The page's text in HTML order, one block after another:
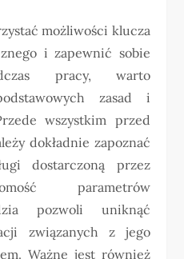
możliwości klucza
i zapewnić sobie
pracy, warto
zasad i
wszystkim przed
dokładnie zapoznać
dostarczoną przez
parametrów
pozwoli uniknąć
związanych z jego
Ważne jest również